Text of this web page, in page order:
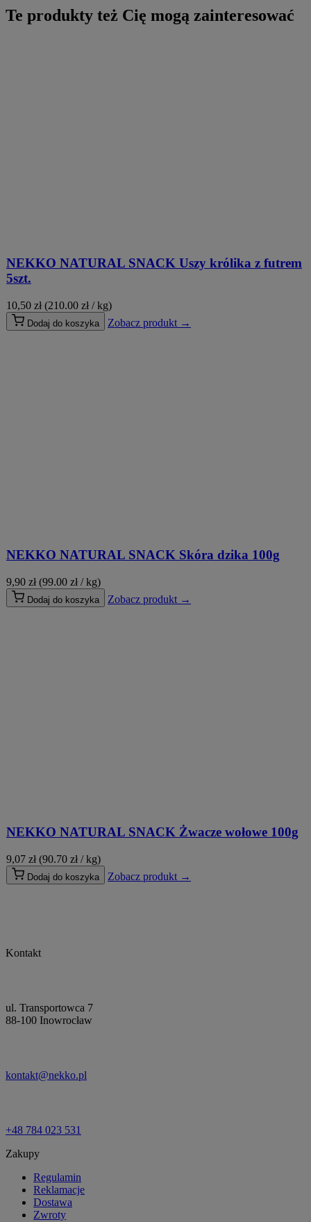
Te produkty też Cię mogą zainteresować
NEKKO NATURAL SNACK Uszy królika z futrem
5szt.
10,50 zł (210.00 zł / kg)
Dodaj do koszyka Zobacz produkt →
NEKKO NATURAL SNACK Skóra dzika 100g
9,90 zł (99.00 zł / kg)
Dodaj do koszyka Zobacz produkt →
NEKKO NATURAL SNACK Żwacze wołowe 100g
9,07 zł (90.70 zł / kg)
Dodaj do koszyka Zobacz produkt →
Kontakt
ul. Transportowca 7
88-100 Inowrocław
kontakt@nekko.pl
+48 784 023 531
Zakupy
Regulamin
Reklamacje
Dostawa
Zwroty